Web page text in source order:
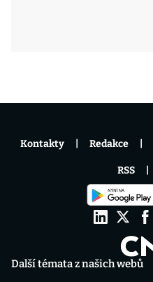
Další témata z našich webů
Kontakty Redakce
RSS